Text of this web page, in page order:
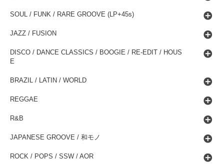
SOUL / FUNK / RARE GROOVE (LP+45s)
JAZZ / FUSION
DISCO / DANCE CLASSICS / BOOGIE / RE-EDIT / HOUS
E
BRAZIL / LATIN / WORLD
REGGAE
R&B
JAPANESE GROOVE / 和モノ
ROCK / POPS / SSW / AOR